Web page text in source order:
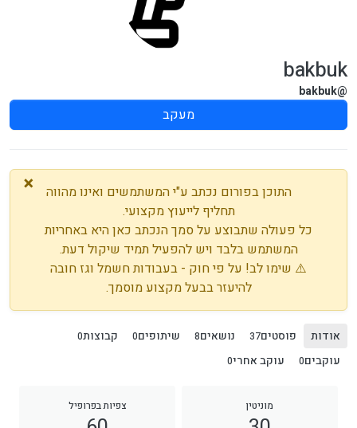
bakbuk
@bakbuk
מעקב
×
התוכן בפורום נכתב ע"י המשתמשים ואינו מהווה
תחליף לייעוץ מקצועי.
כל פעולה שתבוצע על סמך הנכתב כאן היא באחריות
המשתמש בלבד ויש להפעיל תמיד שיקול דעת.
⚠️ שימו לב! על פי חוק - בעבודות חשמל וגז חובה
להיעזר בבעל מקצוע מוסמך.
אודות פוסטים37 נושאים8 שיתופים0 קבוצות0
עוקבים0 עוקב אחרי0
מוניטין צפיות בפרופיל